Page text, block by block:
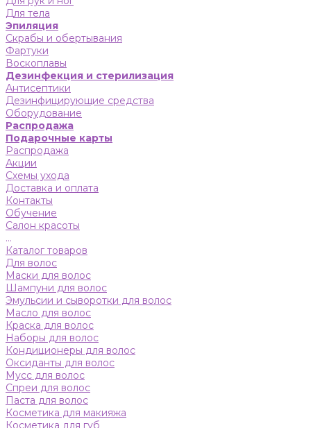
Для тела
Эпиляция
Скрабы и обертывания
Фартуки
Воскоплавы
Дезинфекция и стерилизация
Антисептики
Дезинфицирующие средства
Оборудование
Распродажа
Подарочные карты
Распродажа
Акции
Схемы ухода
Доставка и оплата
Контакты
Обучение
Салон красоты
...
Каталог товаров
Для волос
Маски для волос
Шампуни для волос
Эмульсии и сыворотки для волос
Масло для волос
Краска для волос
Наборы для волос
Кондиционеры для волос
Оксиданты для волос
Мусс для волос
Спреи для волос
Паста для волос
Косметика для макияжа
Косметика для губ